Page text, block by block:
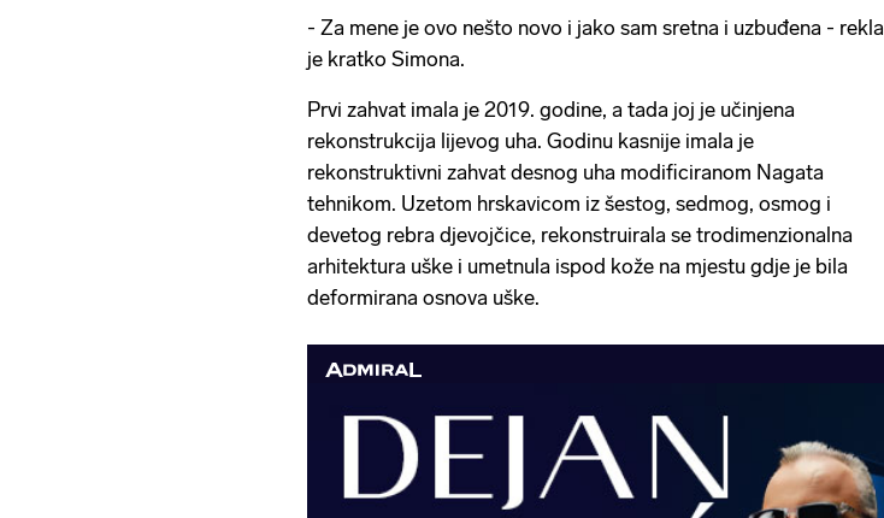
- Za mene je ovo nešto novo i jako sam sretna i uzbuđena - rekla
je kratko Simona.
Prvi zahvat imala je 2019. godine, a tada joj je učinjena
rekonstrukcija lijevog uha. Godinu kasnije imala je
rekonstruktivni zahvat desnog uha modificiranom Nagata
tehnikom. Uzetom hrskavicom iz šestog, sedmog, osmog i
devetog rebra djevojčice, rekonstruirala se trodimenzionalna
arhitektura uške i umetnula ispod kože na mjestu gdje je bila
deformirana osnova uške.